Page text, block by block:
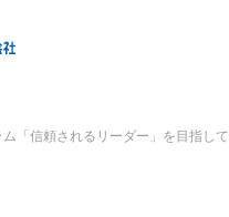
「信頼されるリーダー」を目指して